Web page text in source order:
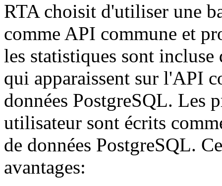
RTA choisit d'utiliser une
comme API commune et
les statistiques sont incluse
qui apparaissent sur l'API
données PostgreSQL. Les
utilisateur sont écrits
de données PostgreSQL.
avantages: